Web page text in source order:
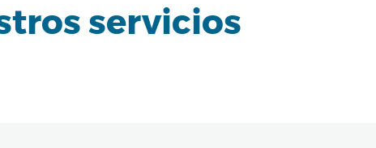
servicios